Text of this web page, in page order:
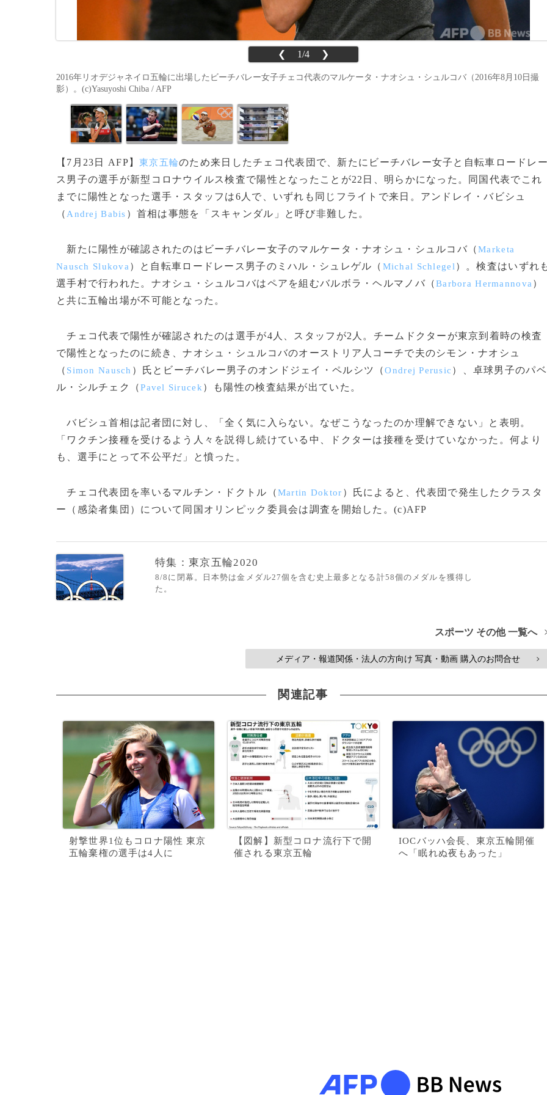
❮ 1/4 ❯
2016年リオデジャネイロ五輪に出場したビーチバレー女子チェコ代表のマルケータ・ナオシュ・シュルコバ（2016年8月10日撮
影）。(c)Yasuyoshi Chiba / AFP
【7月23日 AFP】東京五輪のため来日したチェコ代表団で、新たにビーチバレー女子と自転車ロードレ
ス男子の選手が新型コロナウイルス検査で陽性となったことが22日、明らかになった。同国代表でこれ
までに陽性となった選手・スタッフは6人で、いずれも同じフライトで来日。アンドレイ・バビシュ
（ Andrej Babis ）首相は事態を「スキャンダル」と呼び非難した。
新たに陽性が確認されたのはビーチバレー女子のマルケータ・ナオシュ・シュルコバ（Marketa
Nausch Slukova ）と自転車ロードレース男子のミハル・シュレゲル（ Michal Schlegel ）。検査はいずれ
選手村で行われた。ナオシュ・シュルコバはペアを組むバルボラ・ヘルマノバ（Barbora Hermannova ）
と共に五輪出場が不可能となった。
チェコ代表で陽性が確認されたのは選手が4人、スタッフが2人。チームドクターが東京到着時の検査
で陽性となったのに続き、ナオシュ・シュルコバのオーストリア人コーチで夫のシモン・ナオシュ
（ Simon Nausch ）氏とビーチバレー男子のオンドジェイ・ペルシツ（Ondrej Perusic ）、卓球男子のパベ
ル・シルチェク（Pavel Sirucek ）も陽性の検査結果が出ていた。
バビシュ首相は記者団に対し、「全く気に入らない。なぜこうなったのか理解できない」と表明。
「ワクチン接種を受けるよう人々を説得し続けている中、ドクターは接種を受けていなかった。何より
も、選手にとって不公平だ」と憤った。
チェコ代表団を率いるマルチン・ドクトル（Martin Doktor ）氏によると、代表団で発生したクラスタ
ー（感染者集団）について同国オリンピック委員会は調査を開始した。(c)AFP
特集：東京五輪2020
8/8に閉幕。日本勢は金メダル27個を含む史上最多となる計58個のメダルを獲得し
た。
スポーツ その他 一覧へ
メディア・報道関係・法人の方向け 写真・動画 購入のお問合せ >
関連記事
射撃世界1位もコロナ陽性 東京
五輪棄権の選手は4人に
【図解】新型コロナ流行下で開
催される東京五輪
IOCバッハ会長、東京五輪開催
へ「眠れぬ夜もあった」